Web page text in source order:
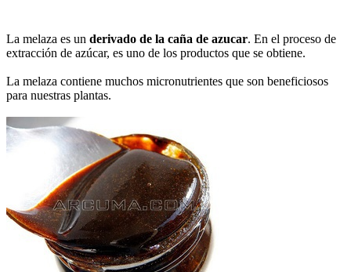
La melaza es un derivado de la caña de azucar. En el proceso de
extracción de azúcar, es uno de los productos que se obtiene.
La melaza contiene muchos micronutrientes que son beneficiosos
para nuestras plantas.